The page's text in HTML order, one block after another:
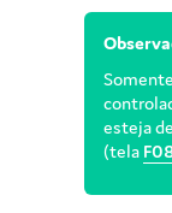
esteja
(tela